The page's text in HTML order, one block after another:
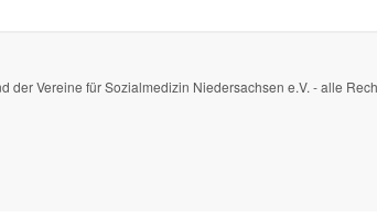
der Vereine für Sozialmedizin Niedersachsen e.V. - alle